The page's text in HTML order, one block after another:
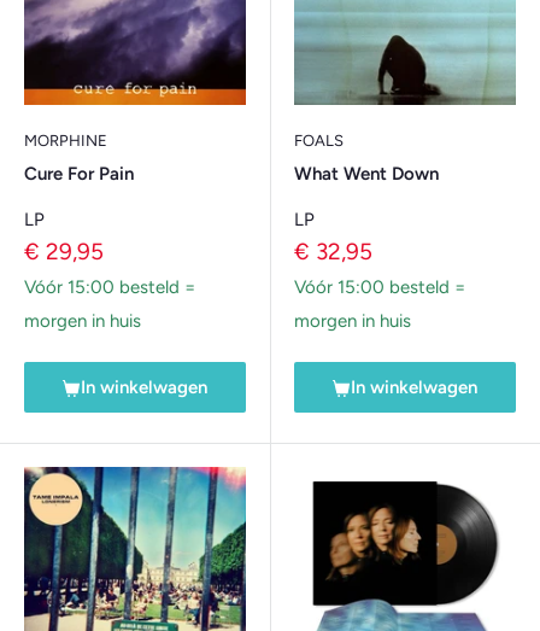
MORPHINE
Cure For Pain
LP
Verkoopprijs
€ 29,95
Vóór 15:00 besteld =
morgen in huis
In winkelwagen
FOALS
What Went Down
LP
Verkoopprijs
€ 32,95
Vóór 15:00 besteld =
morgen in huis
In winkelwagen